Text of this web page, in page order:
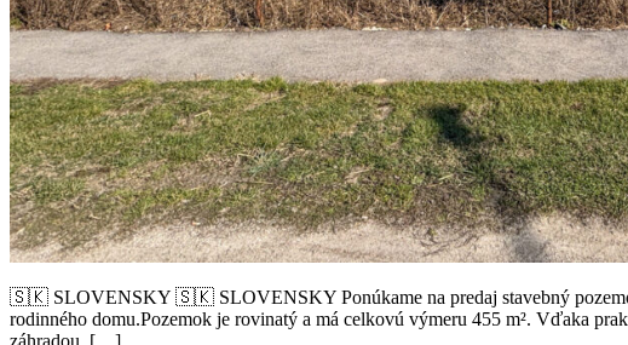
🇸🇰 SLOVENSKY 🇸🇰 SLOVENSKY Ponúkame na predaj stavebný pozemok
rodinného domu.Pozemok je rovinatý a má celkovú výmeru 455 m². Vďaka